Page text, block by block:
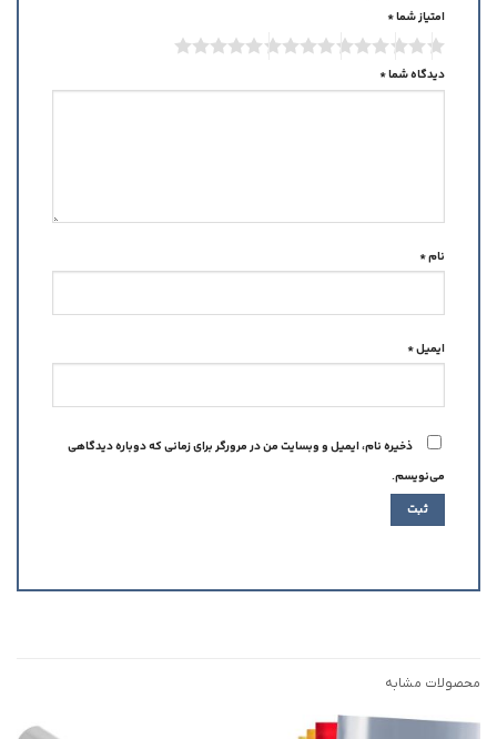
امتیاز شما*
دیدگاه شما*
نام*
ایمیل*
ذخیره نام، ایمیل و وبسایت من در مرورگر برای زمانی که دوباره دیدگاهی
می‌نویسم.
محصولات مشابه